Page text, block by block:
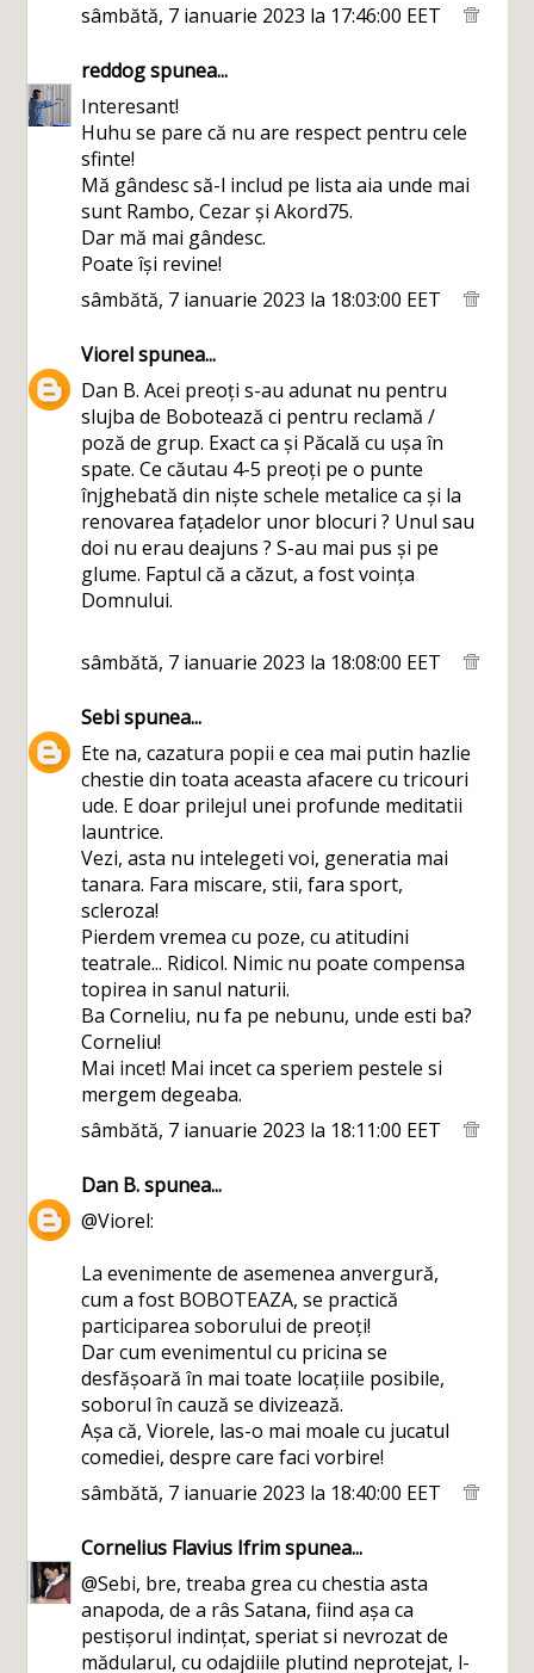
sâmbătă, 7 ianuarie 2023 la 17:46:00 EET
reddogspunea...
Interesant!
Huhu se pare că nu are respect pentru cele
sfinte!
Mă gândesc să-l includ pe lista aia unde mai
sunt Rambo, Cezar și Akord75.
Dar mă mai gândesc.
Poate își revine!
sâmbătă, 7 ianuarie 2023 la 18:03:00 EET
Viorelspunea...
Dan B. Acei preoți s-au adunat nu pentru
slujba de Bobotează ci pentru reclamă /
poză de grup. Exact ca și Păcală cu ușa în
spate. Ce căutau 4-5 preoți pe o punte
înjghebată din niște schele metalice ca și la
renovarea fațadelor unor blocuri ? Unul sau
doi nu erau deajuns ? S-au mai pus și pe
glume. Faptul că a căzut, a fost voința
Domnului.
sâmbătă, 7 ianuarie 2023 la 18:08:00 EET
Sebispunea...
Ete na, cazatura popii e cea mai putin hazlie
chestie din toata aceasta afacere cu tricouri
ude. E doar prilejul unei profunde meditatii
launtrice.
Vezi, asta nu intelegeti voi, generatia mai
tanara. Fara miscare, stii, fara sport,
scleroza!
Pierdem vremea cu poze, cu atitudini
teatrale... Ridicol. Nimic nu poate compensa
topirea in sanul naturii.
Ba Corneliu, nu fa pe nebunu, unde esti ba?
Corneliu!
Mai incet! Mai incet ca speriem pestele si
mergem degeaba.
sâmbătă, 7 ianuarie 2023 la 18:11:00 EET
Dan B.spunea...
@Viorel:
La evenimente de asemenea anvergură,
cum a fost BOBOTEAZA, se practică
participarea soborului de preoți!
Dar cum evenimentul cu pricina se
desfășoară în mai toate locațiile posibile,
soborul în cauză se divizează.
Așa că, Viorele, las-o mai moale cu jucatul
comediei, despre care faci vorbire!
sâmbătă, 7 ianuarie 2023 la 18:40:00 EET
Cornelius Flavius Ifrimspunea...
@Sebi, bre, treaba grea cu chestia asta
anapoda, de a râs Satana, fiind așa ca
pestișorul indințat, speriat si nevrozat de
mădularul, cu odajdiile plutind neprotejat, l-